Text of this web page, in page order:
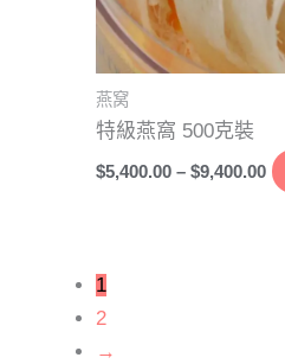
燕窝
特級燕窩 500克裝
$5,400.00 – $9,400.00
1
2
→